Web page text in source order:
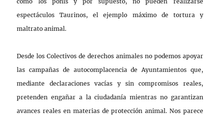
espectáculos Taurinos, el ejemplo máximo de tortura y
maltrato animal.
Desde los Colectivos de derechos animales no podemos apoyar
las campañas de autocomplacencia de Ayuntamientos que,
mediante declaraciones vacías y sin compromisos reales,
pretenden engañar a la ciudadanía mientras no garantizan
avances reales en materias de protección animal. Nos parece